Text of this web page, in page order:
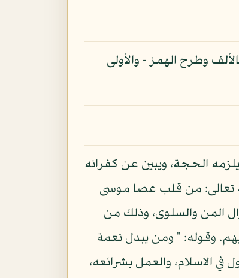
وطرح الهمز - والأولى
يلزمه الحجة، ويبين عن كفرانه
تعالى: من قلب عصا موسى
المن والسلوى، وذلك من
وقوله: " ومن يبدل نعمة
الاسلام، والعمل بشرائعه،